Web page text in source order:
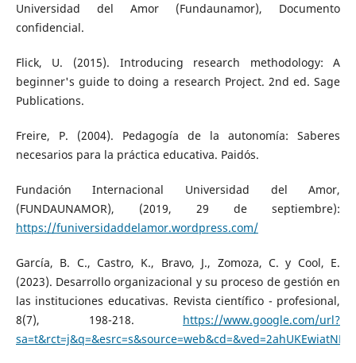
Universidad del Amor (Fundaunamor), Documento
confidencial.
Flick, U. (2015). Introducing research methodology: A
beginner's guide to doing a research Project. 2nd ed. Sage
Publications.
Freire, P. (2004). Pedagogía de la autonomía: Saberes
necesarios para la práctica educativa. Paidós.
Fundación Internacional Universidad del Amor,
(FUNDAUNAMOR), (2019, 29 de septiembre):
https://funiversidaddelamor.wordpress.com/
García, B. C., Castro, K., Bravo, J., Zomoza, C. y Cool, E.
(2023). Desarrollo organizacional y su proceso de gestión en
las instituciones educativas. Revista científico - profesional,
8(7), 198-218. https://www.google.com/url?